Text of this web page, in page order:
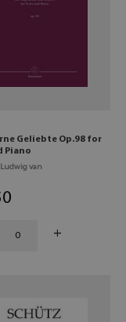
Geliebte Op.98 for
Piano
Ludwig van